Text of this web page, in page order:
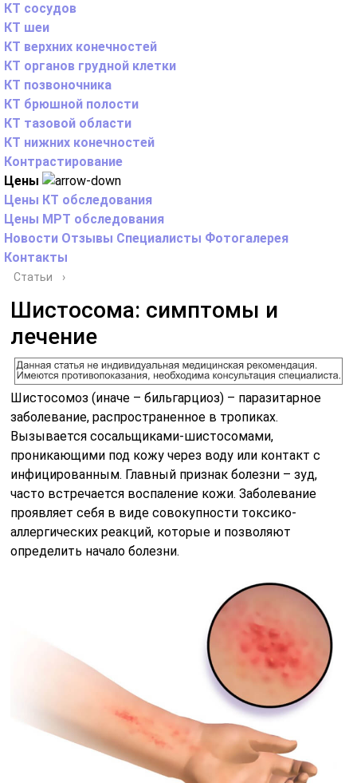
КТ сосудов
КТ шеи
КТ верхних конечностей
КТ органов грудной клетки
КТ позвоночника
КТ брюшной полости
КТ тазовой области
КТ нижних конечностей
Контрастирование
Цены
Цены КТ обследования
Цены МРТ обследования
Новости Отзывы Специалисты Фотогалерея
Контакты
Статьи ›
Шистосома: симптомы и
лечение
Шистосомоз (иначе – бильгарциоз) – паразитарное
заболевание, распространенное в тропиках.
Вызывается сосальщиками-шистосомами,
проникающими под кожу через воду или контакт с
инфицированным. Главный признак болезни – зуд,
часто встречается воспаление кожи. Заболевание
проявляет себя в виде совокупности токсико-
аллергических реакций, которые и позволяют
определить начало болезни.